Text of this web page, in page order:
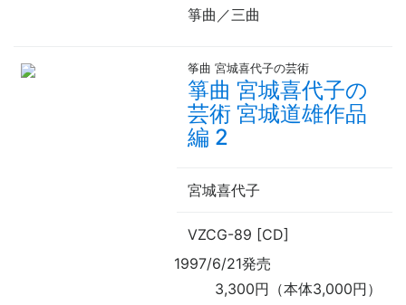
箏曲／三曲
筝曲 宮城喜代子の芸術
箏曲 宮城喜代子の
芸術 宮城道雄作品
編 2
宮城喜代子
VZCG-89 [CD]
1997/6/21発売
3,300円（本体3,000円）